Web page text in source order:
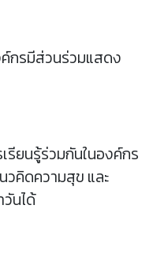
กรมีส่วนร่วมแสดง
รียนรู้ร่วมกันในองค์กร
วคิดความสุข และ
วันได้